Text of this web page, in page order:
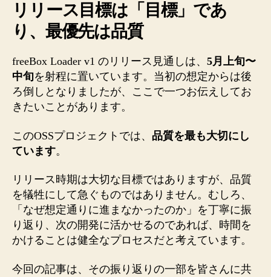
リリース目標は「目標」であ
り、最優先は品質
freeBox Loader v1 のリリース見通しは、 5月上旬〜
中旬を射程に置いています。当初の想定からは後
ろ倒しとなりましたが、ここで一つお伝えしてお
きたいことがあります。
このOSSプロジェクトでは、 品質を最も大切にし
ています。
リリース時期は大切な目標ではありますが、品質
を犠牲にして急ぐものではありません。むしろ、
「なぜ想定通りに進まなかったのか」を丁寧に振
り返り、次の開発に活かせるのであれば、時間を
かけることは健全なプロセスだと考えています。
今回の記事は、その振り返りの一部を皆さんに共